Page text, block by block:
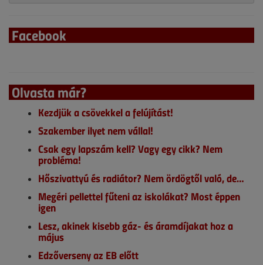
Facebook
Olvasta már?
Kezdjük a csövekkel a felújítást!
Szakember ilyet nem vállal!
Csak egy lapszám kell? Vagy egy cikk? Nem
probléma!
Hőszivattyú és radiátor? Nem ördögtől való, de…
Megéri pellettel fűteni az iskolákat? Most éppen
igen
Lesz, akinek kisebb gáz- és áramdíjakat hoz a
május
Edzőverseny az EB előtt